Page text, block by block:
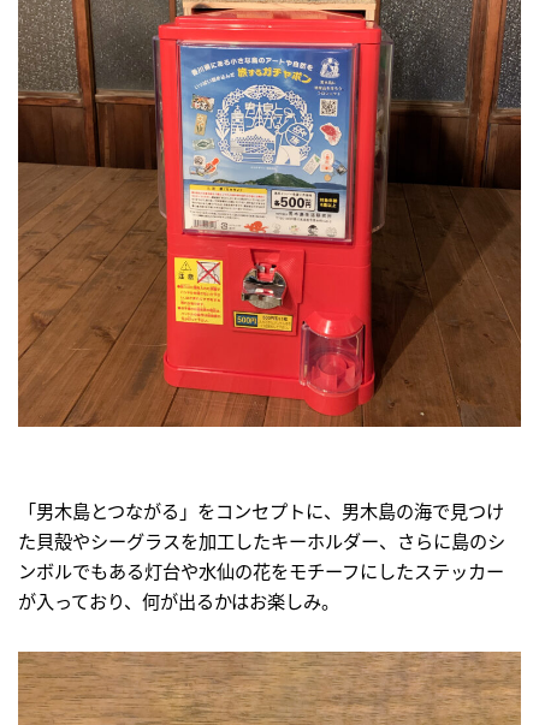
「男木島とつながる」をコンセプトに、男木島の海で見つけ
た貝殻やシーグラスを加工したキーホルダー、さらに島のシ
ンボルでもある灯台や水仙の花をモチーフにしたステッカー
が入っており、何が出るかはお楽しみ。